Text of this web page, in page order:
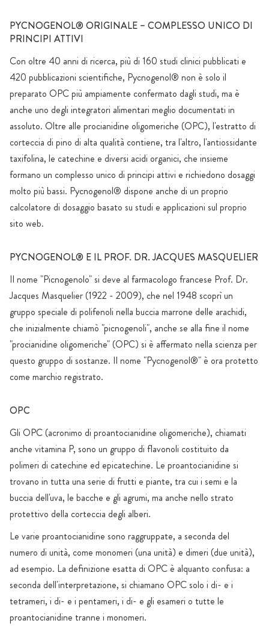
PYCNOGENOL® ORIGINALE – COMPLESSO UNICO DI
PRINCIPI ATTIVI
Con oltre 40 anni di ricerca, più di 160 studi clinici pubblicati e
420 pubblicazioni scientifiche, Pycnogenol® non è solo il
preparato OPC più ampiamente confermato dagli studi, ma è
anche uno degli integratori alimentari meglio documentati in
assoluto. Oltre alle procianidine oligomeriche (OPC), l'estratto di
corteccia di pino di alta qualità contiene, tra l'altro, l'antiossidante
taxifolina, le catechine e diversi acidi organici, che insieme
formano un complesso unico di principi attivi e richiedono dosaggi
molto più bassi. Pycnogenol® dispone anche di un proprio
calcolatore di dosaggio basato su studi e applicazioni sul proprio
sito web.
PYCNOGENOL® E IL PROF. DR. JACQUES MASQUELIER
Il nome "Picnogenolo" si deve al farmacologo francese Prof. Dr.
Jacques Masquelier (1922 - 2009), che nel 1948 scoprì un
gruppo speciale di polifenoli nella buccia marrone delle arachidi,
che inizialmente chiamò "picnogenoli", anche se alla fine il nome
"procianidine oligomeriche" (OPC) si è affermato nella scienza per
questo gruppo di sostanze. Il nome "Pycnogenol®" è ora protetto
come marchio registrato.
OPC
Gli OPC (acronimo di proantocianidine oligomeriche), chiamati
anche vitamina P, sono un gruppo di flavonoli costituito da
polimeri di catechine ed epicatechine. Le proantocianidine si
trovano in tutta una serie di frutti e piante, tra cui i semi e la
buccia dell'uva, le bacche e gli agrumi, ma anche nello strato
protettivo della corteccia degli alberi.
Le varie proantocianidine sono raggruppate, a seconda del
numero di unità, come monomeri (una unità) e dimeri (due unità),
ad esempio. La definizione esatta di OPC è alquanto confusa: a
seconda dell'interpretazione, si chiamano OPC solo i di- e i
tetrameri, i di- e i pentameri, i di- e gli esameri o tutte le
proantocianidine tranne i monomeri.